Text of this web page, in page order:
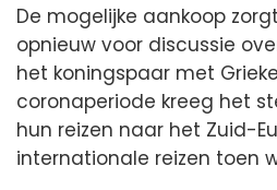
De mogelijke aankoop
opnieuw voor discussie
het koningspaar met
coronaperiode kreeg het
hun reizen naar het Zuid-
internationale reizen toen